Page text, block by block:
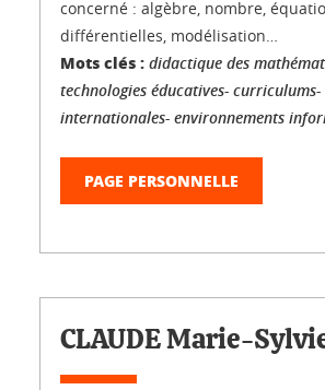
concerné : algèbre, nombre,
différentielles, modélisation…
Mots clés : didactique des
technologies éducatives-
internationales- environnements
PAGE PERSONNELLE
CLAUDE Marie-